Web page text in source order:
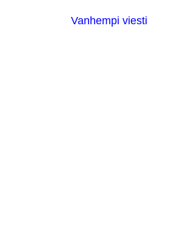
Vanhempi viesti